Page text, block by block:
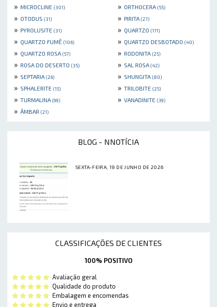
» MICROCLINE (301) » ORTHOCERA (55)
» OTODUS (31) » PIRITA (27)
» PYROLUSITE (31) » QUARTZO (171)
» QUARTZO FUMÊ (106) » QUARTZO DESBOTADO (40)
» QUARTZO ROSA (57) » RODONITA (25)
» ROSA DO DESERTO (35) » SAL ROSA (42)
» SEPTARIA (26) » SHUNGITA (80)
» SPHALERITE (15) » TRILOBITE (25)
» TURMALINA (99) » VANADINITE (39)
» ÂMBAR (21)
BLOG - NNOTÍCIA
SEXTA-FEIRA, 19 DE JUNHO DE 2026
CLASSIFICAÇÕES DE CLIENTES
100% POSITIVO
Avaliação geral
Qualidade do produto
Embalagem e encomendas
Envio e entrega